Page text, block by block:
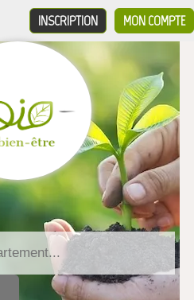
MON COMPTE
INSCRIPTION